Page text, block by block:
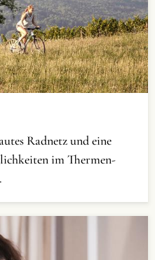
Radnetz und eine
im Thermen-